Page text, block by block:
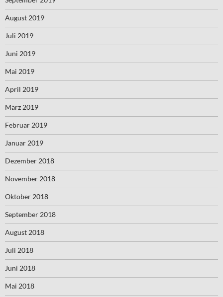
August 2019
Juli 2019
Juni 2019
Mai 2019
April 2019
März 2019
Februar 2019
Januar 2019
Dezember 2018
November 2018
Oktober 2018
September 2018
August 2018
Juli 2018
Juni 2018
Mai 2018